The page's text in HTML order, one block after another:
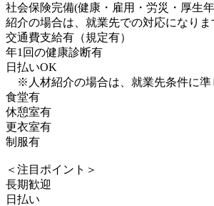
社会保険完備(健康・雇用・労災・厚
紹介の場合は、就業先での対応になりま
交通費支給有（規定有）
年1回の健康診断有
日払いOK
※人材紹介の場合は、就業先条件に準
食堂有
休憩室有
更衣室有
制服有
＜注目ポイント＞
長期歓迎
日払い